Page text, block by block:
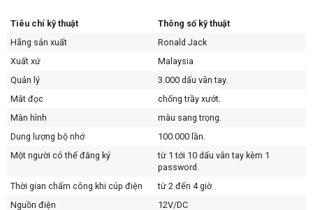
Tiêu chí kỹ thuật
Thông số kỹ thuật
Hãng sản xuất
Ronald Jack
Xuất xứ
Malaysia
Quản lý
3.000 dấu vân tay.
Mắt đọc
chống trầy xướt.
Màn hình
màu sang trọng.
Dung lượng bộ nhớ
100.000 lần.
Một người có thể đăng ký
từ 1 tới 10 dấu vân tay kèm 1
password.
Thời gian chấm công khi cúp điện
từ 2 đến 4 giờ
Nguồn điện
12V/DC